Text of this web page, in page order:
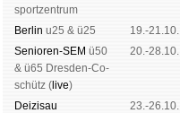
sport­zen­trum
Ber­lin u25 & ü25
19.-21.10.
Senioren-SEM ü50
& ü65 Dres­den-Co­
schütz ( live)
20.-28.10.
Dei­zi­sau
23.-26.10.